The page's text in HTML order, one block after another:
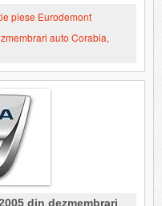
piese Eurodemont
auto Corabia,
din dezmembrari